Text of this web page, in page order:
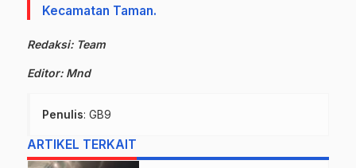
Kecamatan Taman.
Redaksi: Team
Editor: Mnd
Penulis: GB9
ARTIKEL TERKAIT